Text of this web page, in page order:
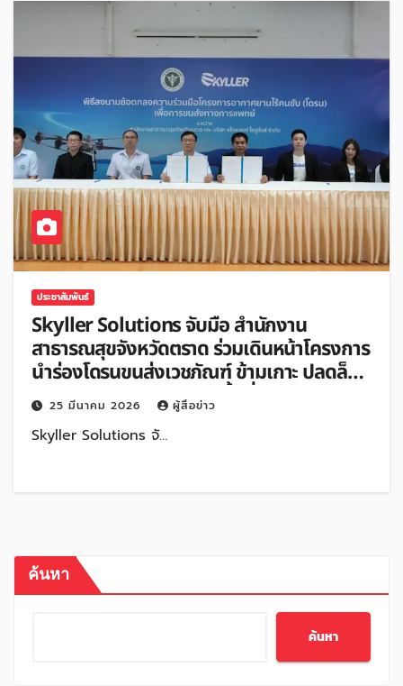
ประชาสัมพันธ์
Skyller Solutions จับมือ สำนักงาน
สาธารณสุขจังหวัดตราด ร่วมเดินหน้าโครงการ
นำร่องโดรนขนส่งเวชภัณฑ์ ข้ามเกาะ ปลดล็อก
ข้อจำกัดทางการแพทย์ในพื้นที่ห่างไกล
25 มีนาคม 2026 ผู้สื่อข่าว
Skyller Solutions จั…
ค้นหา
ค้นหา